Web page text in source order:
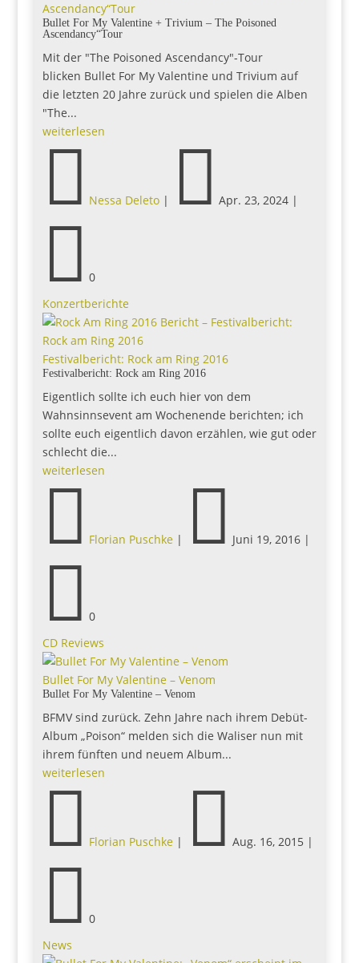
Ascendancy“Tour
Bullet For My Valentine + Trivium – The Poisoned
Ascendancy“Tour
Mit der "The Poisoned Ascendancy"-Tour
blicken Bullet For My Valentine und Trivium auf
die letzten 20 Jahre zurück und spielen die Alben
"The...
weiterlesen
 Nessa Deleto|  Apr. 23, 2024|
 0
Konzertberichte
Festivalbericht: Rock am Ring 2016
Festivalbericht: Rock am Ring 2016
Eigentlich sollte ich euch hier von dem
Wahnsinnsevent am Wochenende berichten; ich
sollte euch eigentlich davon erzählen, wie gut oder
schlecht die...
weiterlesen
 Florian Puschke|  Juni 19, 2016|
 0
CD Reviews
Bullet For My Valentine – Venom
Bullet For My Valentine – Venom
BFMV sind zurück. Zehn Jahre nach ihrem Debüt-
Album „Poison“ melden sich die Waliser nun mit
ihrem fünften und neuem Album...
weiterlesen
 Florian Puschke|  Aug. 16, 2015 |
 0
News